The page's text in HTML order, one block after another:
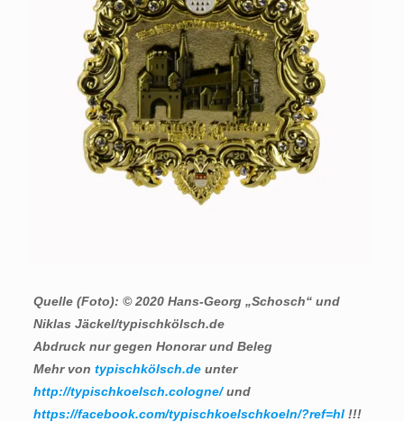
Quelle (Foto): © 2020 Hans-Georg „Schosch“ und
Niklas Jäckel/typischkölsch.de
Abdruck nur gegen Honorar und Beleg
Mehr von typischkölsch.deunter
http://typischkoelsch.cologne/und
https://facebook.com/typischkoelschkoeln/?ref=hl!!!